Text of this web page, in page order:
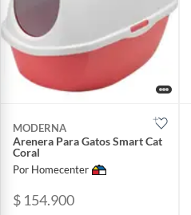
MODERNA
Arenera Para Gatos Smart Cat
Coral
Por Homecenter
$ 154.900